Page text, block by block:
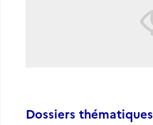
Dossiers thématiques